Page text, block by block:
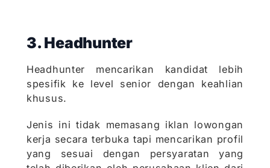
3. Headhunter
Headhunter mencarikan kandidat lebih
spesifik ke level senior dengan keahlian
khusus.
Jenis ini tidak memasang iklan lowongan
kerja secara terbuka tapi mencarikan profil
yang sesuai dengan persyaratan yang